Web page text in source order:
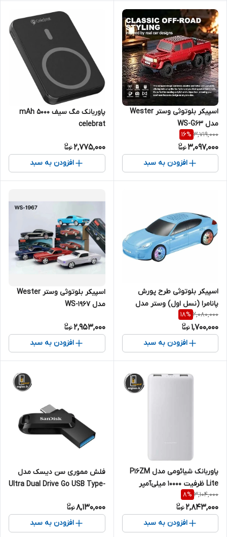
اسپیکر بلوتوثی وستر Wester
مدل WS-G63
3,719,000
16%
3,097,000
افزودن به سبد
پاوربانک مگ سیف mAh ۵۰۰۰
celebrat
2,775,000
افزودن به سبد
اسپیکر بلوتوثی طرح پورش
پانامرا (نسل اول) وستر مدل
Wster WS-599
2,080,000
18%
1,700,000
افزودن به سبد
اسپیکر بلوتوثی وستر Wester
مدل WS-1967
2,953,000
افزودن به سبد
پاوربانک شیائومی مدل P16ZM
Lite ظرفیت ۱۰۰۰۰ میلی‌آمپر
ساعت توان ۲۲.۵ وات
3,104,000
8%
2,843,000
افزودن به سبد
فلش مموری سن دیسک مدل
Ultra Dual Drive Go USB Type-
8,130,000
افزودن به سبد